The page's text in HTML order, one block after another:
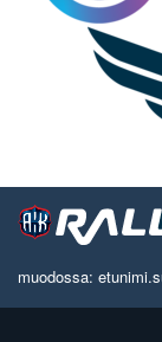
muodossa: